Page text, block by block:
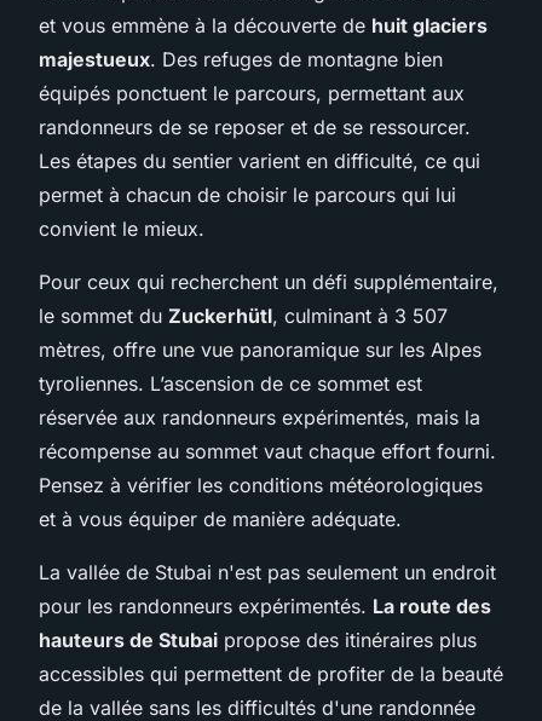
et vous emmène à la découverte de huit glaciers
majestueux. Des refuges de montagne bien
équipés ponctuent le parcours, permettant aux
randonneurs de se reposer et de se ressourcer.
Les étapes du sentier varient en difficulté, ce qui
permet à chacun de choisir le parcours qui lui
convient le mieux.
Pour ceux qui recherchent un défi supplémentaire,
le sommet du Zuckerhütl, culminant à 3 507
mètres, offre une vue panoramique sur les Alpes
tyroliennes. L’ascension de ce sommet est
réservée aux randonneurs expérimentés, mais la
récompense au sommet vaut chaque effort fourni.
Pensez à vérifier les conditions météorologiques
et à vous équiper de manière adéquate.
La vallée de Stubai n'est pas seulement un endroit
pour les randonneurs expérimentés. La route des
hauteurs de Stubai propose des itinéraires plus
accessibles qui permettent de profiter de la beauté
de la vallée sans les difficultés d'une randonnée